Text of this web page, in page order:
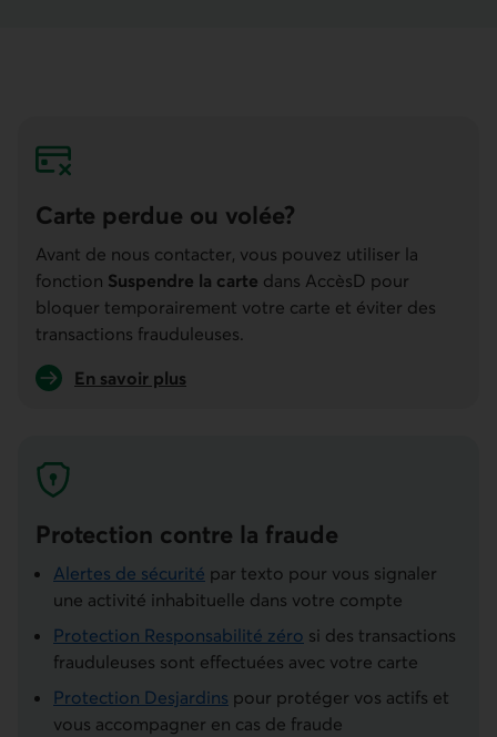
Carte perdue ou volée?
Avant de nous contacter, vous pouvez utiliser la
fonction Suspendre la carte dans AccèsD pour
bloquer temporairement votre carte et éviter des
transactions frauduleuses.
En savoir plus
Protection contre la fraude
Alertes de sécurité par texto pour vous signaler
une activité inhabituelle dans votre compte
Protection Responsabilité zéro si des transactions
frauduleuses sont effectuées avec votre carte
Protection Desjardins pour protéger vos actifs et
vous accompagner en cas de fraude